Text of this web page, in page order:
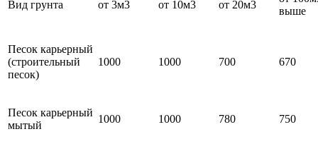
Вид грунта от 3м3 от 10м3 от 20м3
выше
Песок карьерный
(строительный
песок)
1000 1000 700 670
Песок карьерный
мытый
1000 1000 780 750